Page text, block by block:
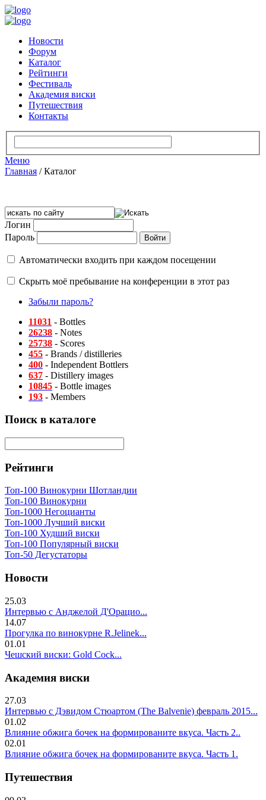
Новости
Форум
Каталог
Рейтинги
Фестиваль
Академия виски
Путешествия
Контакты
Меню
Главная /Каталог
Логин
Пароль
Автоматически входить при каждом посещении
Скрыть моё пребывание на конференции в этот раз
Забыли пароль?
11031 - Bottles
26238 - Notes
25738 - Scores
455 - Brands / distilleries
400 - Independent Bottlers
637 - Distillery images
10845 - Bottle images
193 - Members
Поиск в каталоге
Рейтинги
Топ-100 Винокурни Шотландии
Топ-100 Винокурни
Топ-1000 Негоцианты
Топ-1000 Лучший виски
Топ-100 Худший виски
Топ-100 Популярный виски
Топ-50 Дегустаторы
Новости
25.03
Интервью с Анджелой Д'Орацио...
14.07
Прогулка по винокурне R.Jelinek...
01.01
Чешский виски: Gold Cock...
Академия виски
27.03
Интервью с Дэвидом Стюартом (The Balvenie) февраль 2015...
01.02
Влияние обжига бочек на формированите вкуса. Часть 2..
02.01
Влияние обжига бочек на формированите вкуса. Часть 1.
Путешествия